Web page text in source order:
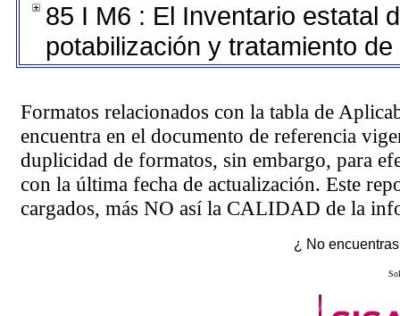
85 I M6 : El Inventario estatal
potabilización y tratamiento
Formatos relacionados con la tabla de
encuentra en el documento de referencia
duplicidad de formatos, sin embargo, para
con la última fecha de actualización. Este
cargados, más NO así la CALIDAD de la
¿ No